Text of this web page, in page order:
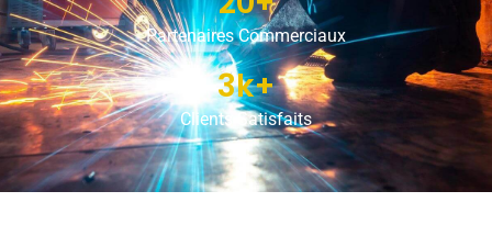
Partenaires Commerciaux
3k+
Clients Satisfaits